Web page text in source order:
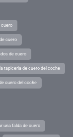
cuero
cuero
de cuero
tapiceria de cuero del coche
cuero del coche
una falda de cuero